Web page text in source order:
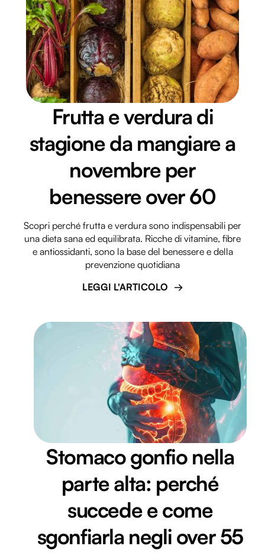
Frutta e verdura di
stagione da mangiare a
novembre per
benessere over 60
Scopri perché frutta e verdura sono indispensabili per
una dieta sana ed equilibrata. Ricche di vitamine, fibre
e antiossidanti, sono la base del benessere e della
prevenzione quotidiana
LEGGI L'ARTICOLO
Stomaco gonfio nella
parte alta: perché
succede e come
sgonfiarla negli over 55